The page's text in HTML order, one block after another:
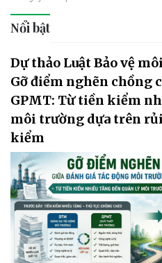
Nổi bật
Dự thảo Luật Bảo vệ
Gỡ điểm nghẽn chồng
GPMT: Từ tiền kiểm
môi trường dựa trên
kiểm